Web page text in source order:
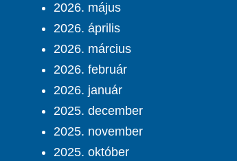
2026. május
2026. április
2026. március
2026. február
2026. január
2025. december
2025. november
2025. október